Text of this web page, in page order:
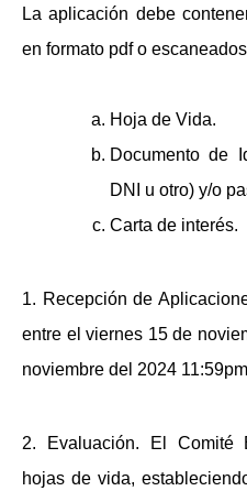
La aplicación debe
en formato pdf o
Hoja de Vida.
Documento de
DNI u otro) y/o
Carta de interés.
1. Recepción de
entre el viernes 15 de
noviembre del 2024
2. Evaluación. El Comité
hojas de vida,